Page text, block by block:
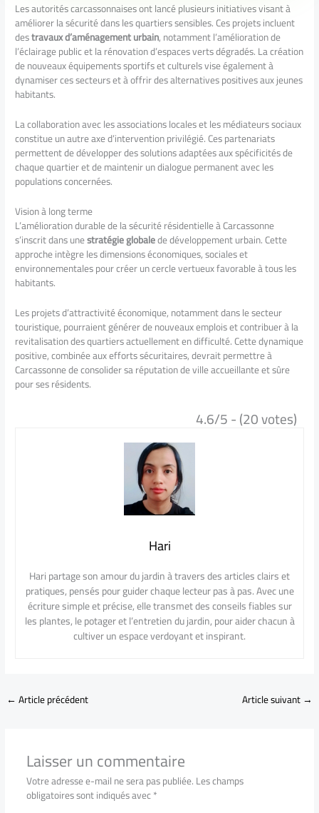
Les autorités carcassonnaises ont lancé plusieurs initiatives visant à
améliorer la sécurité dans les quartiers sensibles. Ces projets incluent
destravaux d’aménagement urbain, notamment l’amélioration de
l’éclairage public et la rénovation d’espaces verts dégradés. La création
de nouveaux équipements sportifs et culturels vise également à
dynamiser ces secteurs et à offrir des alternatives positives aux jeunes
habitants.
La collaboration avec les associations locales et les médiateurs sociaux
constitue un autre axe d’intervention privilégié. Ces partenariats
permettent de développer des solutions adaptées aux spécificités de
chaque quartier et de maintenir un dialogue permanent avec les
populations concernées.
Vision à long terme
L’amélioration durable de la sécurité résidentielle à Carcassonne
s’inscrit dans unestratégie globalede développement urbain. Cette
approche intègre les dimensions économiques, sociales et
environnementales pour créer un cercle vertueux favorable à tous les
habitants.
Les projets d’attractivité économique, notamment dans le secteur
touristique, pourraient générer de nouveaux emplois et contribuer à la
revitalisation des quartiers actuellement en difficulté. Cette dynamique
positive, combinée aux efforts sécuritaires, devrait permettre à
Carcassonne de consolider sa réputation de ville accueillante et sûre
pour ses résidents.
4.6/5 - (20 votes)
Hari
Hari partage son amour du jardin à travers des articles clairs et
pratiques, pensés pour guider chaque lecteur pas à pas. Avec une
écriture simple et précise, elle transmet des conseils fiables sur
les plantes, le potager et l’entretien du jardin, pour aider chacun à
cultiver un espace verdoyant et inspirant.
←Article précédent Article suivant→
Laisser un commentaire
Votre adresse e-mail ne sera pas publiée.Les champs
obligatoires sont indiqués avec*